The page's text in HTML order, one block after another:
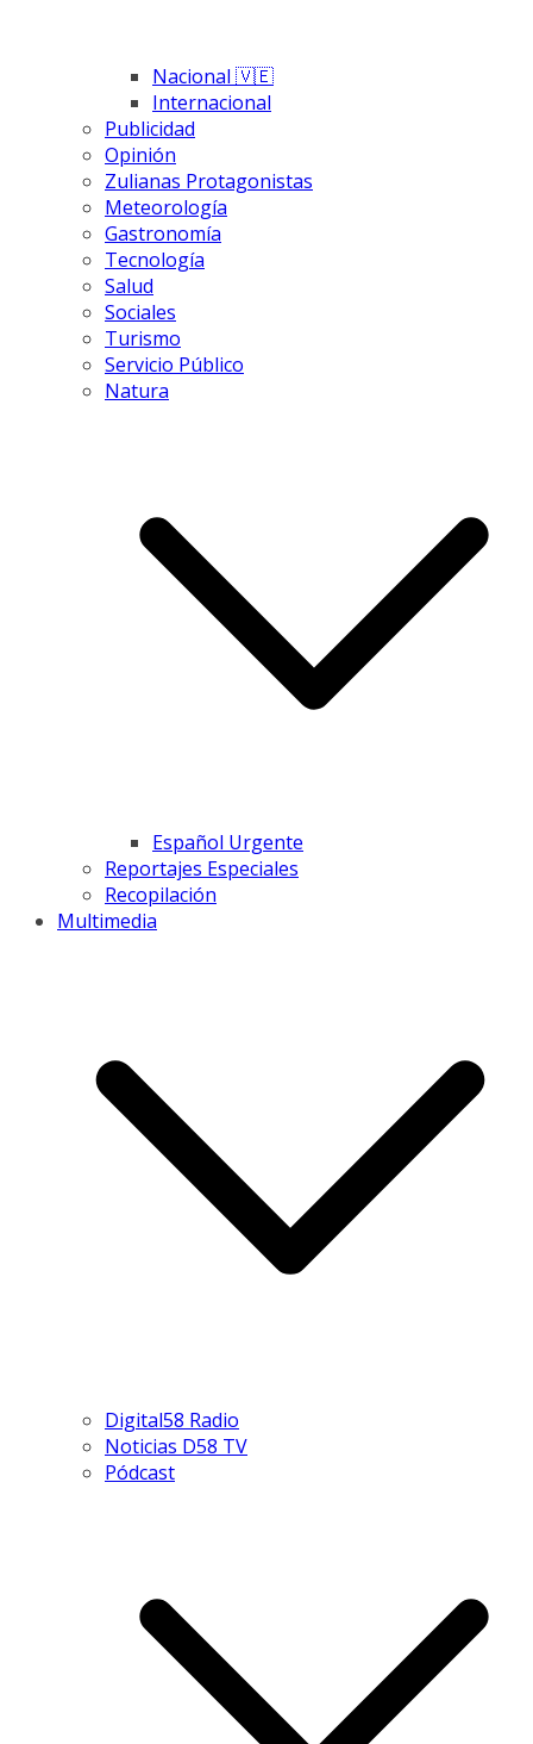
Nacional 🇻🇪
Internacional
Publicidad
Opinión
Zulianas Protagonistas
Meteorología
Gastronomía
Tecnología
Salud
Sociales
Turismo
Servicio Público
Natura
Español Urgente
Reportajes Especiales
Recopilación
Multimedia
Digital58 Radio
Noticias D58 TV
Pódcast